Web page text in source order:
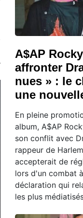
A$AP
affronter
nues » : le
une
En pleine
album, A$AP
son conflit avec
rappeur de
accepterait de
lors d'un combat
déclaration qui
les plus